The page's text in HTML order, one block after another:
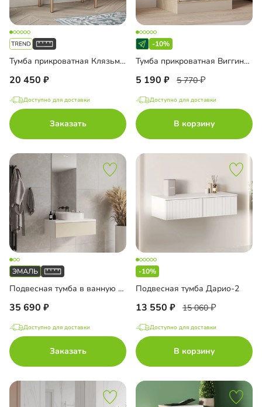
Тумба прикроватная Клязьма-2
20 450
Доступно для доставки
Заказать
-10%
Тумба прикроватная Виггинс-2
5 190 5 770
Доступно для доставки
В корзину
Подвесная тумба в ванную комнату Порто-1
35 690
Доступно для доставки
Заказать
-10%
Подвесная тумба Дарио-2
13 550 15 060
Доступно для доставки
В корзину